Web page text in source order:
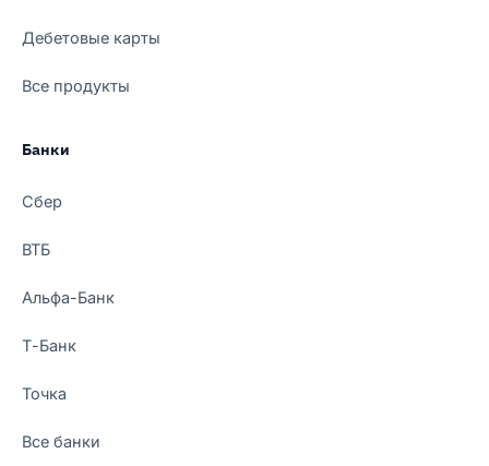
Дебетовые карты
Все продукты
Банки
Сбер
ВТБ
Альфа-Банк
Т-Банк
Точка
Все банки